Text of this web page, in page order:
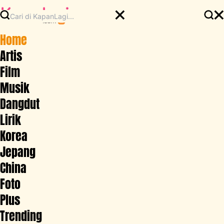
Home
Artis
Film
Musik
Dangdut
Lirik
Korea
Jepang
China
Foto
Plus
Trending